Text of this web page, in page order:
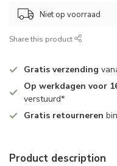
Niet op voorraad
Share this product
Gratis verzending
Op werkdagen voor
verstuurd*
Gratis retourneren
Product description